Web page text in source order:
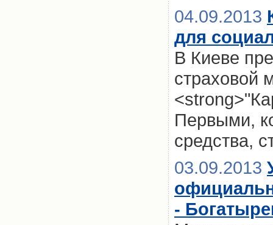
04.09.2013
для
В Киеве
страховой
Первыми,
средства,
03.09.2013
-